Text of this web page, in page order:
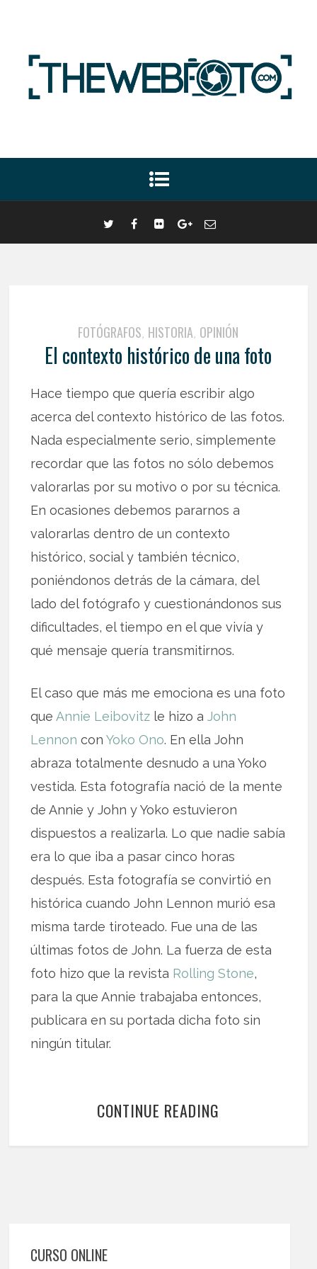
FOTÓGRAFOS, HISTORIA, OPINIÓN
El contexto histórico de una foto
Hace tiempo que quería escribir algo
acerca del contexto histórico de las fotos.
Nada especialmente serio, simplemente
recordar que las fotos no sólo debemos
valorarlas por su motivo o por su técnica.
En ocasiones debemos pararnos a
valorarlas dentro de un contexto
histórico, social y también técnico,
poniéndonos detrás de la cámara, del
lado del fotógrafo y cuestionándonos sus
dificultades, el tiempo en el que vivía y
qué mensaje quería transmitirnos.
El caso que más me emociona es una foto
que Annie Leibovitz le hizo aJohn
Lennon conYoko Ono. En ella John
abraza totalmente desnudo a una Yoko
vestida. Esta fotografía nació de la mente
de Annie y John y Yoko estuvieron
dispuestos a realizarla. Lo que nadie sabía
era lo que iba a pasar cinco horas
después. Esta fotografía se convirtió en
histórica cuando John Lennon murió esa
misma tarde tiroteado. Fue una de las
últimas fotos de John. La fuerza de esta
foto hizo que la revista Rolling Stone,
para la que Annie trabajaba entonces,
publicara en su portada dicha foto sin
ningún titular.
CONTINUE READING
CURSO ONLINE